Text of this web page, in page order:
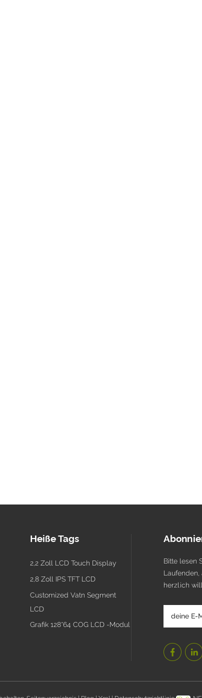
Heiße Tags
2,2 Zoll LCD Touch Display
2,8 Zoll IPS TFT LCD
Customized Vatn Segment
LCD
Grafik 128*64 COG LCD -Modul
Bitte lesen
Laufenden,
herzlich